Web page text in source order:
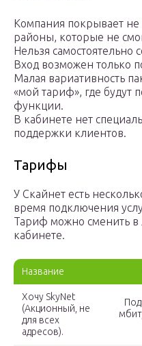
Компания покрывает не
районы, которые не
Нельзя самостоятельно
Вход возможен только
Малая вариативность
«мой тариф», где будут
функции.
В кабинете нет
поддержки клиентов.
Тарифы
У Скайнет есть
время подключения
Тариф можно сменить
кабинете.
Название
Хочу SkyNet
(Акционный, не
для всех
адресов).